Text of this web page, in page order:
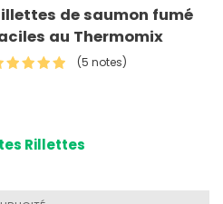
de saumon fumé
au Thermomix
(5 notes)
Rillettes